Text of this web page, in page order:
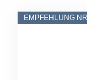
EMPFEHLUNG